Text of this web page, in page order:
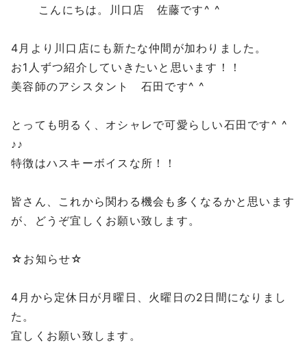
こんにちは。川口店 佐藤です^ ^
4月より川口店にも新たな仲間が加わりました。
お1人ずつ紹介していきたいと思います！！
美容師のアシスタント 石田です^ ^
とっても明るく、オシャレで可愛らしい石田です^ ^
♪♪
特徴はハスキーボイスな所！！
皆さん、これから関わる機会も多くなるかと思います
が、どうぞ宜しくお願い致します。
☆お知らせ☆
4月から定休日が月曜日、火曜日の2日間になりまし
た。
宜しくお願い致します。